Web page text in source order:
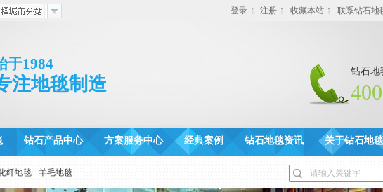
登录 注册 收藏本站 联系钻石地
于1984
注地毯制造
钻石地
钻石产品中心 方案服务中心 经典案例 钻石地毯资讯 关于钻石地毯
纤地毯 羊毛地毯